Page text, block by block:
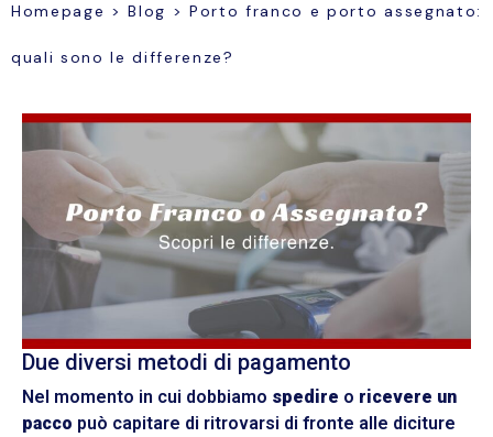
Homepage >Blog >Porto franco e porto assegnato:
quali sono le differenze?
Due diversi metodi di pagamento
Nel momento in cui dobbiamo spedire o ricevere un
pacco può capitare di ritrovarsi di fronte alle diciture